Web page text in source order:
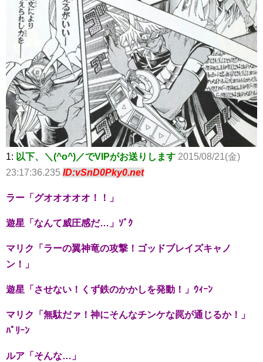
1: 以下、＼(^o^)／でVIPがお送りします 2015/08/21(金)
23:17:36.235 ID:vSnD0Pky0.net
ラー「グオオオオオ！！」
遊星「なんて威圧感だ…」ｿﾞｸ
マリク「ラーの翼神竜の攻撃！ゴッドブレイズキャノ
ン！」
遊星「させない！くず鉄のかかしを発動！」ｳｨｰﾝ
マリク「無駄だァ！神にそんなチンケな罠が通じるか！」
ﾊﾟﾘｰﾝ
ルア「そんな…」